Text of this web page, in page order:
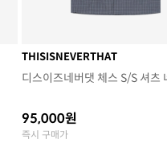
THISISNEVERTHAT
디스이즈네버댓 체스 S/S 셔츠
95,000원
즉시 구매가